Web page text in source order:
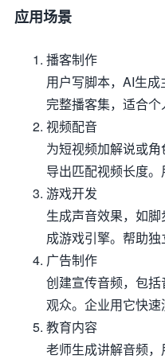
应用场景
播客制作
用户写脚本，AI生
完整播客集，适合个
视频配音
为短视频加解说或角
导出匹配视频长度。
游戏开发
生成声音效果，如
成游戏引擎。帮助独
广告制作
创建宣传音频，包
观众。企业用它快速
教育内容
老师生成讲解音频